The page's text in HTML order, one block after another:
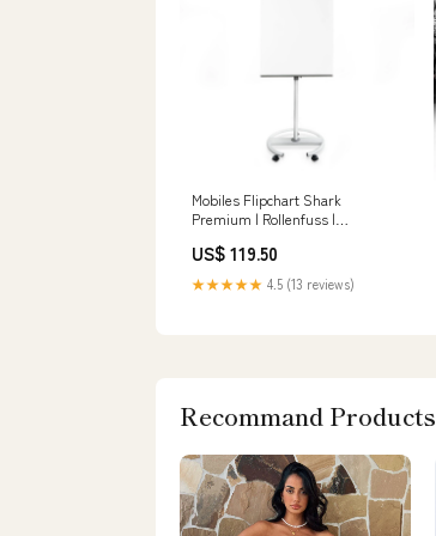
Mobiles Flipchart Shark
Premium | Rollenfuss |
Kategorie_Tierbedarf
US$ 119.50
★★★★★ 4.5 (13 reviews)
Recommand Products